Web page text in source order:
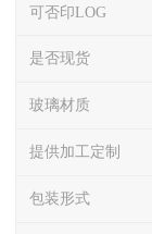
可否印LOG
是否现货
玻璃材质
提供加工定制
包装形式